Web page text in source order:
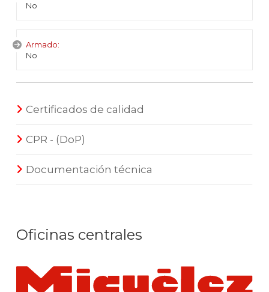
No
Armado:
No
Certificados de calidad
CPR - (DoP)
Documentación técnica
Oficinas centrales